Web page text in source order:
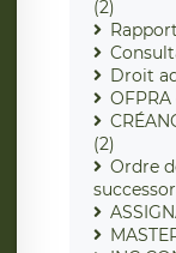
(2)
Droit
(2)
Ordre